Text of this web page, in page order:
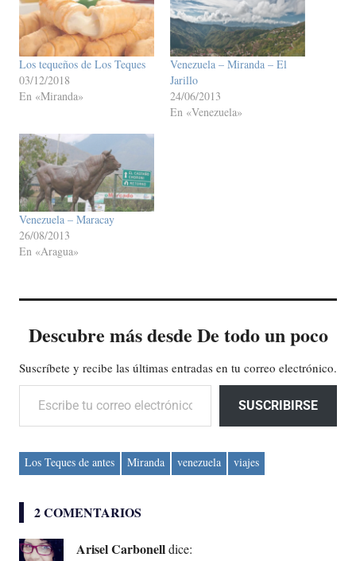
Los tequeños de Los Teques
03/12/2018
En «Miranda»
Venezuela – Miranda – El
Jarillo
24/06/2013
En «Venezuela»
Venezuela – Maracay
26/08/2013
En «Aragua»
Descubre más desde De todo un poco
Suscríbete y recibe las últimas entradas en tu correo electrónico.
Escribe tu correo electrónico…
SUSCRIBIRSE
Los Teques de antes Miranda venezuela viajes
2 COMENTARIOS
Arisel Carbonelldice: